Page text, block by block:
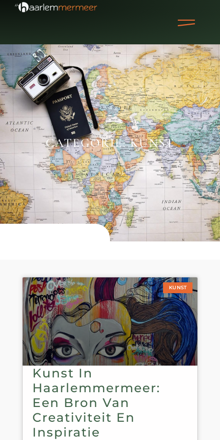
CATEGORIE: KUNST
KUNST
Kunst In
Haarlemmermeer:
Een Bron Van
Creativiteit En
Inspiratie